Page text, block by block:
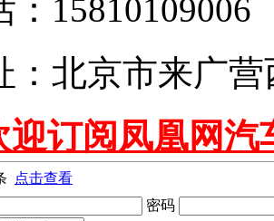
15810109006
：北京市来广
迎订阅凤凰网汽
点击查看
密码